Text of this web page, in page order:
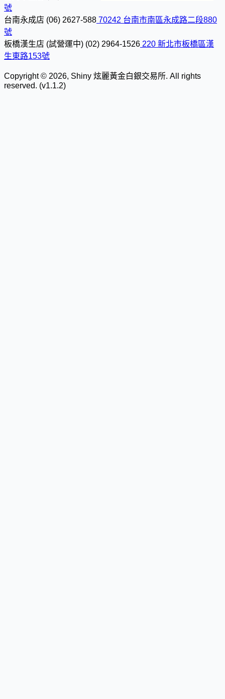
號
台南永成店 (06) 2627-588 70242 台南市南區永成路二段880
號
板橋漢生店 (試營運中) (02) 2964-1526 220 新北市板橋區漢
生東路153號
Copyright © 2026, Shiny 炫麗黃金白銀交易所. All rights
reserved. (v1.1.2)